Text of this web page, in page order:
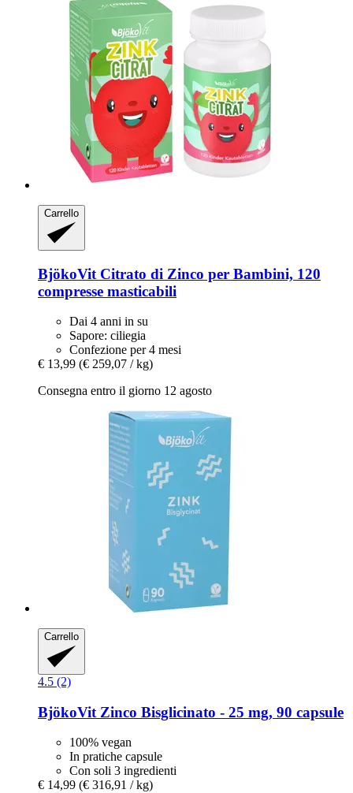
Carrello
BjökoVit Citrato di Zinco per Bambini, 120
compresse masticabili
Dai 4 anni in su
Sapore: ciliegia
Confezione per 4 mesi
€ 13,99 (€ 259,07 / kg)
Consegna entro il giorno 12 agosto
Carrello
4.5 (2)
BjökoVit Zinco Bisglicinato -​ 25 mg, 90 capsule
100% vegan
In pratiche capsule
Con soli 3 ingredienti
€ 14,99 (€ 316,91 / kg)